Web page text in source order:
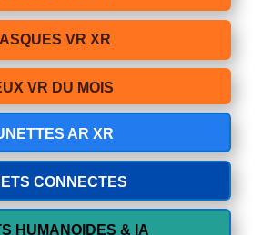
VR XR
VR DU MOIS
AR XR
CONNECTES
HUMANOIDES & IA